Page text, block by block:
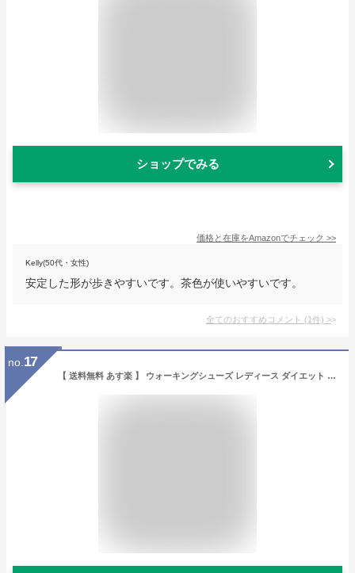
ショップでみる
価格と在庫をAmazonでチェック >>
Kelly(50代・女性)
安定した形が歩きやすいです。茶色が使いやすいです。
全てのおすすめコメント (1件) >
no. 17
【 送料無料 あす楽 】 ウォーキングシューズ レディース ダイエット 外反母趾 腰痛 膝痛 ひざ 幅広 ミッドフット スニーカー 靴 シューズ 婦人 クッション 歩きやすい 疲れにくい 敬老の日 ウオーキングシューズ おしゃれ 4e 甲高 巻き爪 軽量 足底腱膜炎 浮き指 立ち仕事